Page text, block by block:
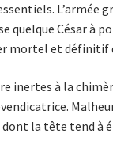
L’armée
César à
mor­tel et définitif
inertes à la
la tête tend à